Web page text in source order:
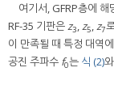
여기서, GFRP층에
RF-35 기판은z3,z5,z7
이 만족될 때 특정 대역
공진 주파수 f0는 식 (2)